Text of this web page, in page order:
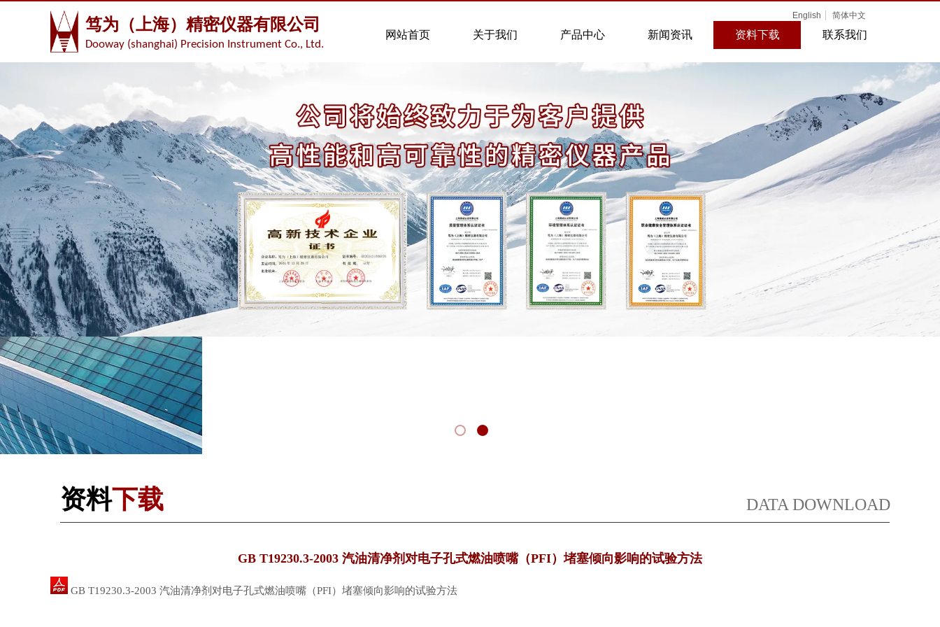
English 简体中文
笃为（上海）精密仪器有限公司
Dooway (shanghai) Precision Instrument Co., Ltd.
网站首页 关于我们 产品中心 新闻资讯 资料下载 联系我们
资料下载 DATA DOWNLOAD
GB T19230.3-2003 汽油清净剂对电子孔式燃油喷嘴（PFI）堵塞倾向影响的试验方法
GB T19230.3-2003 汽油清净剂对电子孔式燃油喷嘴（PFI）堵塞倾向影响的试验方法